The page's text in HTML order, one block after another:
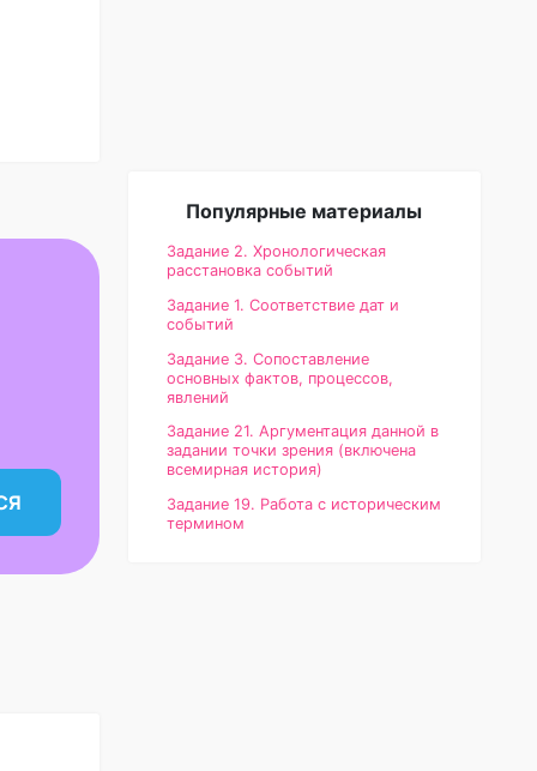
Популярные материалы
Задание 2. Хронологическая
расстановка событий
Задание 1. Соответствие дат и
событий
Задание 3. Сопоставление
основных фактов, процессов,
явлений
Задание 21. Аргументация данной в
задании точки зрения (включена
всемирная история)
Задание 19. Работа с историческим
термином